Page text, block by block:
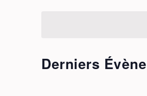
Derniers